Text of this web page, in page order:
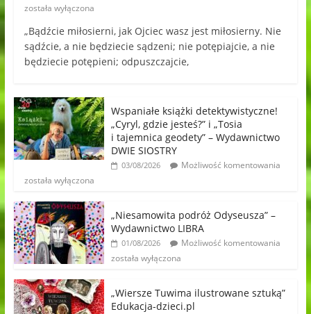
została wyłączona
„Bądźcie miłosierni, jak Ojciec wasz jest miłosierny. Nie
sądźcie, a nie będziecie sądzeni; nie potępiajcie, a nie
będziecie potępieni; odpuszczajcie,
Wspaniałe książki detektywistyczne!
„Cyryl, gdzie jesteś?” i „Tosia
i tajemnica geodety” – Wydawnictwo
DWIE SIOSTRY
03/08/2026
Możliwość komentowania
została wyłączona
„Niesamowita podróż Odyseusza” –
Wydawnictwo LIBRA
01/08/2026
Możliwość komentowania
została wyłączona
„Wiersze Tuwima ilustrowane sztuką”
Edukacja-dzieci.pl